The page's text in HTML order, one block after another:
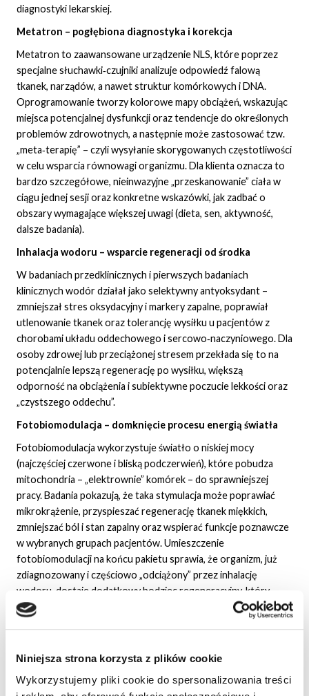
Niniejsza strona korzysta z plików cookie
Wykorzystujemy pliki cookie do spersonalizowania treści
diagnostyki lekarskiej.
Metatron – pogłębiona diagnostyka i korekcja
Metatron to zaawansowane urządzenie NLS, które poprzez
specjalne słuchawki‑czujniki analizuje odpowiedź falową
tkanek, narządów, a nawet struktur komórkowych i DNA.
Oprogramowanie tworzy kolorowe mapy obciążeń, wskazując
miejsca potencjalnej dysfunkcji oraz tendencje do określonych
problemów zdrowotnych, a następnie może zastosować tzw.
„meta‑terapię” – czyli wysyłanie skorygowanych częstotliwości
w celu wsparcia równowagi organizmu. Dla klienta oznacza to
bardzo szczegółowe, nieinwazyjne „przeskanowanie” ciała w
ciągu jednej sesji oraz konkretne wskazówki, jak zadbać o
obszary wymagające większej uwagi (dieta, sen, aktywność,
dalsze badania).
Inhalacja wodoru – wsparcie regeneracji od środka
W badaniach przedklinicznych i pierwszych badaniach
klinicznych wodór działał jako selektywny antyoksydant –
zmniejszał stres oksydacyjny i markery zapalne, poprawiał
utlenowanie tkanek oraz tolerancję wysiłku u pacjentów z
chorobami układu oddechowego i sercowo‑naczyniowego. Dla
osoby zdrowej lub przeciążonej stresem przekłada się to na
potencjalnie lepszą regenerację po wysiłku, większą
odporność na obciążenia i subiektywne poczucie lekkości oraz
„czystszego oddechu”.
Fotobiomodulacja – domknięcie procesu energią światła
Fotobiomodulacja wykorzystuje światło o niskiej mocy
(najczęściej czerwone i bliską podczerwień), które pobudza
mitochondria – „elektrownie” komórek – do sprawniejszej
pracy. Badania pokazują, że taka stymulacja może poprawiać
mikrokrążenie, przyspieszać regenerację tkanek miękkich,
zmniejszać ból i stan zapalny oraz wspierać funkcje poznawcze
w wybranych grupach pacjentów. Umieszczenie
fotobiomodulacji na końcu pakietu sprawia, że organizm, już
zdiagnozowany i częściowo „odciążony” przez inhalację
wodoru, dostaje dodatkowy bodziec regeneracyjny, który
pomaga domknąć całe doświadczenie poczuciem głębokiego
Najpierw VIEVA i Metatron dostarczają szerokiego obrazu
funkcjonowania organizmu – z perspektywy bioelektrycznej i